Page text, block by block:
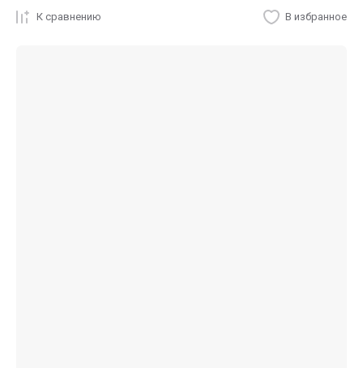
К сравнению В избранное